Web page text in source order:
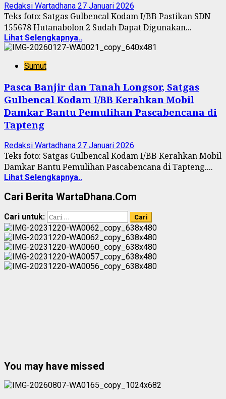
Redaksi Wartadhana 27 Januari 2026
Teks foto: Satgas Gulbencal Kodam I/BB Pastikan SDN
155678 Hutanabolon 2 Sudah Dapat Digunakan...
Lihat Selengkapnya..
Sumut
Pasca Banjir dan Tanah Longsor, Satgas
Gulbencal Kodam I/BB Kerahkan Mobil
Damkar Bantu Pemulihan Pascabencana di
Tapteng
Redaksi Wartadhana 27 Januari 2026
Teks foto: Satgas Gulbencal Kodam I/BB Kerahkan Mobil
Damkar Bantu Pemulihan Pascabencana di Tapteng....
Lihat Selengkapnya..
Cari Berita WartaDhana.Com
Cari untuk:
You may have missed